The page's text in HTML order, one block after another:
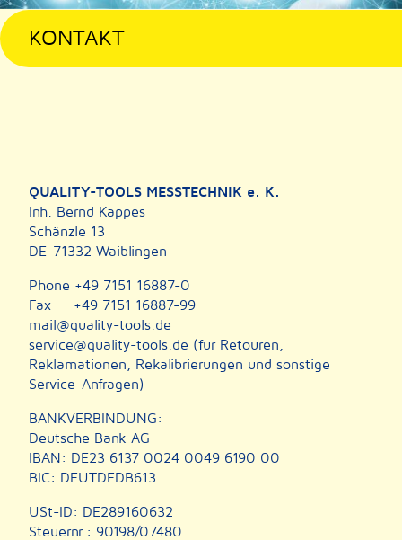
KONTAKT
QUALITY-TOOLS MESSTECHNIK e. K.
Inh. Bernd Kappes
Schänzle 13
DE-71332 Waiblingen
Phone +49 7151 16887-0
Fax +49 7151 16887-99
mail@quality-tools.de
service@quality-tools.de (für Retouren,
Reklamationen, Rekalibrierungen und sonstige
Service-Anfragen)
BANKVERBINDUNG:
Deutsche Bank AG
IBAN: DE23 6137 0024 0049 6190 00
BIC: DEUTDEDB613
USt-ID: DE289160632
Steuernr.: 90198/07480